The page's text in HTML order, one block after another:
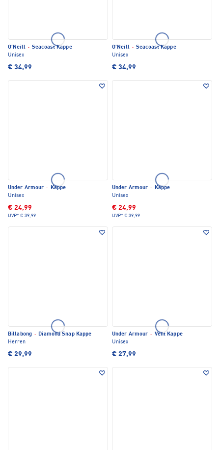
O'Neill · Seacoast Kappe
Unisex
€ 34,99
O'Neill · Seacoast Kappe
Unisex
€ 34,99
Under Armour ·
Kappe
Unisex
€ 24,99
UVP* € 39,99
Under Armour ·
Kappe
Unisex
€ 24,99
UVP* € 39,99
Billabong · Diamond Snap Kappe
Herren
€ 29,99
Under Armour · Vent Kappe
Unisex
€ 27,99